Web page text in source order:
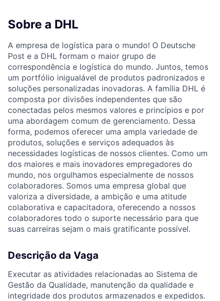
Sobre a DHL
A empresa de logística para o mundo! O Deutsche
Post e a DHL formam o maior grupo de
correspondência e logística do mundo. Juntos, temos
um portfólio inigualável de produtos padronizados e
soluções personalizadas inovadoras. A família DHL é
composta por divisões independentes que são
conectadas pelos mesmos valores e princípios e por
uma abordagem comum de gerenciamento. Dessa
forma, podemos oferecer uma ampla variedade de
produtos, soluções e serviços adequados às
necessidades logísticas de nossos clientes. Como um
dos maiores e mais inovadores empregadores do
mundo, nos orgulhamos especialmente de nossos
colaboradores. Somos uma empresa global que
valoriza a diversidade, a ambição e uma atitude
colaborativa e capacitadora, oferecendo a nossos
colaboradores todo o suporte necessário para que
suas carreiras sejam o mais gratificante possível.
Descrição da Vaga
Executar as atividades relacionadas ao Sistema de
Gestão da Qualidade, manutenção da qualidade e
integridade dos produtos armazenados e expedidos.